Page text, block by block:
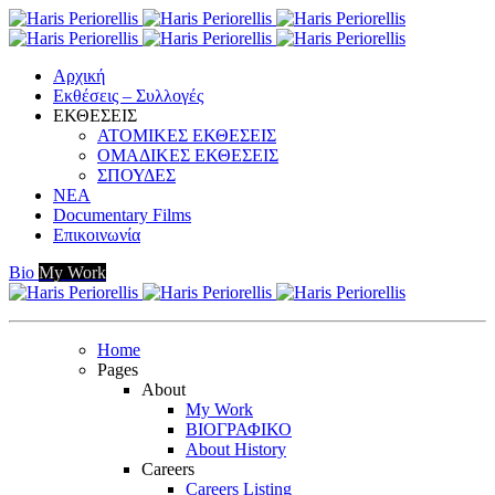
Αρχική
Εκθέσεις – Συλλογές
ΕΚΘΕΣΕΙΣ
ΑΤΟΜΙΚΕΣ ΕΚΘΕΣΕΙΣ
ΟΜΑΔΙΚΕΣ ΕΚΘΕΣΕΙΣ
ΣΠΟΥΔΕΣ
ΝΕΑ
Documentary Films
Επικοινωνία
Bio My Work
Home
Pages
About
My Work
ΒΙΟΓΡΑΦΙΚΟ
About History
Careers
Careers Listing